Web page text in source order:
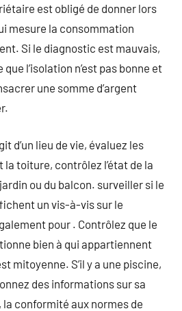
est obligé de donner lors
mesure la consommation
Si le diagnostic est mauvais,
que l’isolation n’est pas bonne et
une somme d’argent
d’un lieu de vie, évaluez les
toiture, contrôlez l’état de la
ou du balcon. surveiller si le
un vis-à-vis sur le
pour . Contrôlez que le
bien à qui appartiennent
mitoyenne. S’il y a une piscine,
des informations sur sa
la conformité aux normes de